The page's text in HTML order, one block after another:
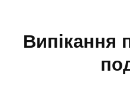
випікання пирога і його